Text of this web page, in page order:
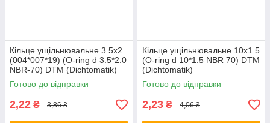
Кільце ущільнювальне 3.5х2
(004*007*19) (O-ring d 3.5*2.0
NBR-70) DTM (Dichtomatik)
Готово до відправки
2,22 ₴ 3,86 ₴
Кільце ущільнювальне 10х1.5
(O-ring d 10*1.5 NBR 70) DTM
(Dichtomatik)
Готово до відправки
2,23 ₴ 4,06 ₴